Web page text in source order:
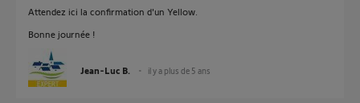
Attendez ici la confirmation d'un Yellow.
Bonne journée !
Jean-Luc B. il y a plus de 5 ans